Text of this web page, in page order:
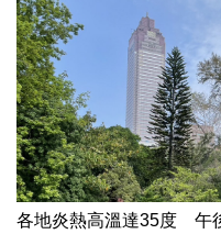
各地炎熱高溫達35度 午